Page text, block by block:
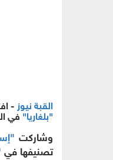
القبة نيوز -
"بلغاريا"في
وشاركت
تصنيفها في